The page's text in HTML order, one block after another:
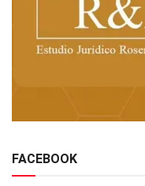
FACEBOOK